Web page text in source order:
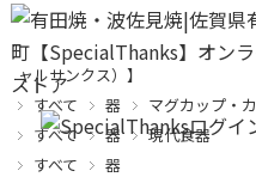
産直！有田焼、波佐見焼オンライ
ャルサンクス）】
すべて
器
マグカップ・
すべて
器
現代食器
すべて
器